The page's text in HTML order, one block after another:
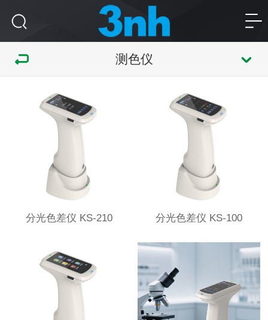
测色仪
分光色差仪 KS-210 分光色差仪 KS-100